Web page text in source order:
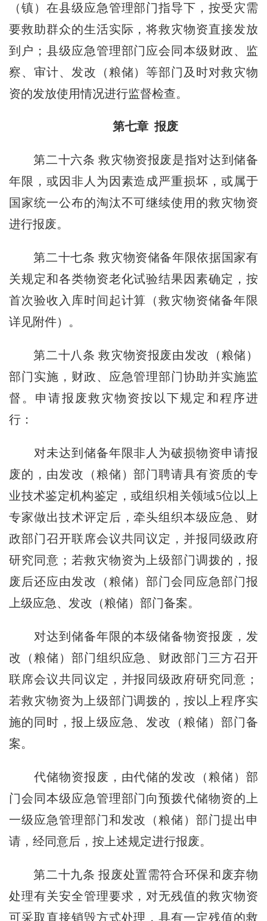
（镇）在县级应急管理部门指导下，按受灾需
要救助群众的生活实际，将救灾物资直接发放
到户；县级应急管理部门应会同本级财政、监
察、审计、发改（粮储）等部门及时对救灾物
资的发放使用情况进行监督检查。
第七章 报废
第二十六条 救灾物资报废是指对达到储备
年限，或因非人为因素造成严重损坏，或属于
国家统一公布的淘汰不可继续使用的救灾物资
进行报废。
第二十七条 救灾物资储备年限依据国家有
关规定和各类物资老化试验结果因素确定，按
首次验收入库时间起计算（救灾物资储备年限
详见附件）。
第二十八条 救灾物资报废由发改（粮储）
部门实施，财政、应急管理部门协助并实施监
督。申请报废救灾物资按以下规定和程序进
行：
对未达到储备年限非人为破损物资申请报
废的，由发改（粮储）部门聘请具有资质的专
业技术鉴定机构鉴定，或组织相关领域5位以上
专家做出技术评定后，牵头组织本级应急、财
政部门召开联席会议共同议定，并报同级政府
研究同意；若救灾物资为上级部门调拨的，报
废后还应由发改（粮储）部门会同应急部门报
上级应急、发改（粮储）部门备案。
对达到储备年限的本级储备物资报废，发
改（粮储）部门组织应急、财政部门三方召开
联席会议共同议定，并报同级政府研究同意；
若救灾物资为上级部门调拨的，按以上程序实
施的同时，报上级应急、发改（粮储）部门备
案。
代储物资报废，由代储的发改（粮储）部
门会同本级应急管理部门向预拨代储物资的上
一级应急管理部门和发改（粮储）部门提出申
请，经同意后，按上述规定进行报废。
第二十九条 报废处置需符合环保和废弃物
处理有关安全管理要求，对无残值的救灾物资
可采取直接销毁方式处理，具有一定残值的救